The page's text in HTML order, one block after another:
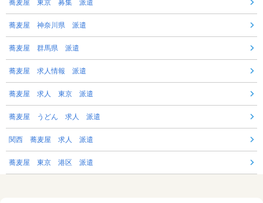
蕎麦屋 東京 募集 派遣
蕎麦屋 神奈川県 派遣
蕎麦屋 群馬県 派遣
蕎麦屋 求人情報 派遣
蕎麦屋 求人 東京 派遣
蕎麦屋 うどん 求人 派遣
関西 蕎麦屋 求人 派遣
蕎麦屋 東京 港区 派遣